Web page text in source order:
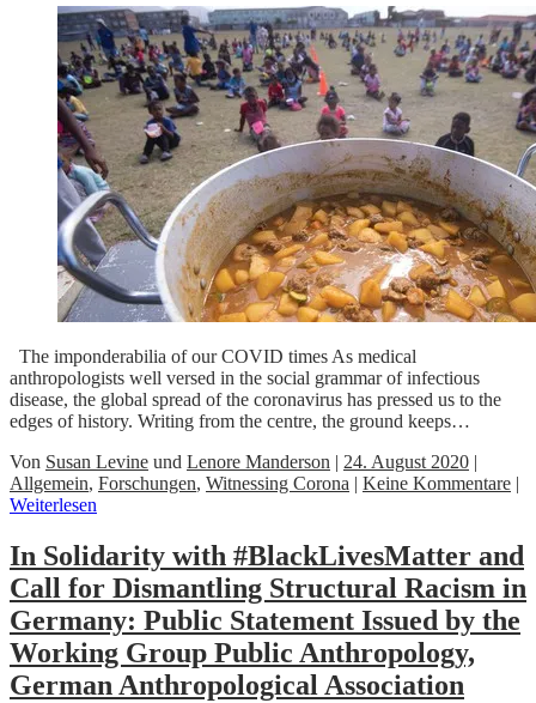
The imponderabilia of our COVID times As medical
anthropologists well versed in the social grammar of infectious
disease, the global spread of the coronavirus has pressed us to the
edges of history. Writing from the centre, the ground keeps…
Von Susan Levine und Lenore Manderson | 24. August 2020 |
Allgemein, Forschungen, Witnessing Corona | Keine Kommentare |
Weiterlesen
In Solidarity with #BlackLivesMatter and
Call for Dismantling Structural Racism in
Germany: Public Statement Issued by the
Working Group Public Anthropology,
German Anthropological Association